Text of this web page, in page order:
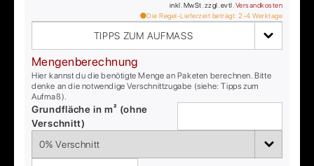
inkl. MwSt. zzgl. evtl. Versandkosten
Die Regel-Lieferzeit beträgt: 2-4 Werktage
TIPPS ZUM AUFMASS
Mengenberechnung
Hier kannst du die benötigte Menge an Paketen berechnen. Bitte
denke an die notwendige Verschnittzugabe (siehe: Tipps zum
Aufmaß).
Grundfläche in m² (ohne
Verschnitt)